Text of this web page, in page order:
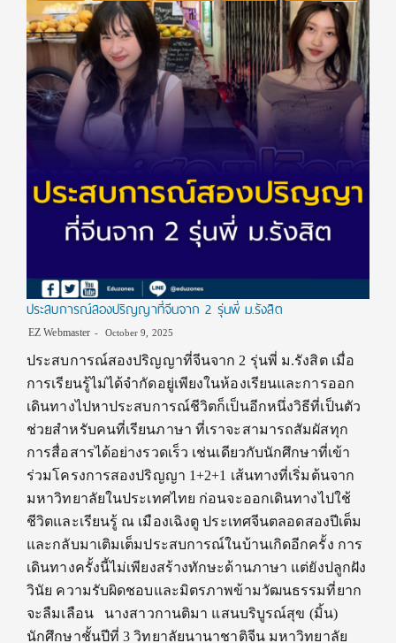
ประสบการณ์สองปริญญาที่จีนจาก 2 รุ่นพี่ ม.รังสิต
EZ Webmaster October 9, 2025
ประสบการณ์สองปริญญาที่จีนจาก 2 รุ่นพี่ ม.รังสิต เมื่อ
การเรียนรู้ไม่ได้จำกัดอยู่เพียงในห้องเรียนและการออก
เดินทางไปหาประสบการณ์ชีวิตก็เป็นอีกหนึ่งวิธีที่เป็นตัว
ช่วยสำหรับคนที่เรียนภาษา ที่เราจะสามารถสัมผัสทุก
การสื่อสารได้อย่างรวดเร็ว เช่นเดียวกับนักศึกษาที่เข้า
ร่วมโครงการสองปริญญา 1+2+1 เส้นทางที่เริ่มต้นจาก
มหาวิทยาลัยในประเทศไทย ก่อนจะออกเดินทางไปใช้
ชีวิตและเรียนรู้ ณ เมืองเฉิงตู ประเทศจีนตลอดสองปีเต็ม
และกลับมาเติมเต็มประสบการณ์ในบ้านเกิดอีกครั้ง การ
เดินทางครั้งนี้ไม่เพียงสร้างทักษะด้านภาษา แต่ยังปลูกฝัง
วินัย ความรับผิดชอบและมิตรภาพข้ามวัฒนธรรมที่ยาก
จะลืมเลือน นางสาวกานติมา แสนบริบูรณ์สุข (มิ้น)
นักศึกษาชั้นปีที่ 3 วิทยาลัยนานาชาติจีน มหาวิทยาลัย